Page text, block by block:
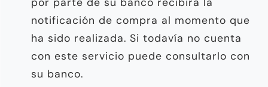
notificación de compra al momento que
ha sido realizada. Si todavía no cuenta
con este servicio puede consultarlo con
su banco.